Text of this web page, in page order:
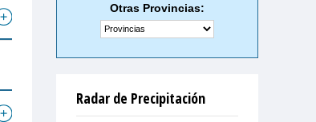
Otras Provincias:
Radar de Precipitación